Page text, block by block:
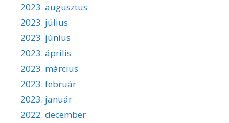
2023. augusztus
2023. július
2023. június
2023. április
2023. március
2023. február
2023. január
2022. december